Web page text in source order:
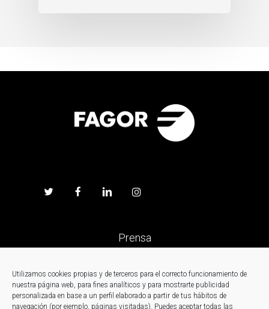
Utilizamos cookies propias y de terceros para el correcto funcionamiento de
nuestra página web, para fines analíticos y para mostrarte publicidad
personalizada en base a un perfil elaborado a partir de tus hábitos de
navegación (por ejemplo, páginas visitadas). Puedes aceptar todas las
Prensa
Trabaja en Fagor
Noticias